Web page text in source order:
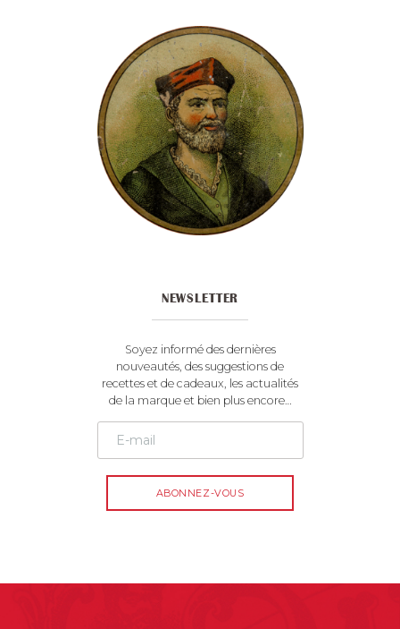
NEWSLETTER
Soyez informé des dernières
nouveautés, des suggestions de
recettes et de cadeaux, les actualités
de la marque et bien plus encore…